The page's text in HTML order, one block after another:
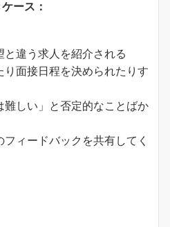
ース：
違う求人を紹介される
り面接日程を決められたりす
難しい」と否定的なことばか
ィードバックを共有してく